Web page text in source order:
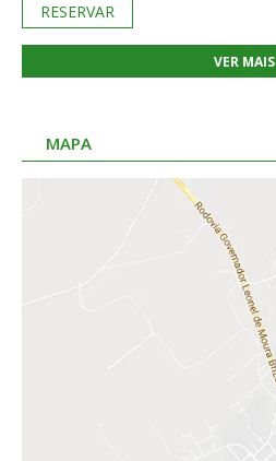
RESERVAR
VER MAIS
MAPA